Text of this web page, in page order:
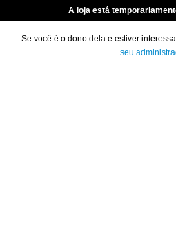
A loja está
Se você é o dono dela e estiver
seu